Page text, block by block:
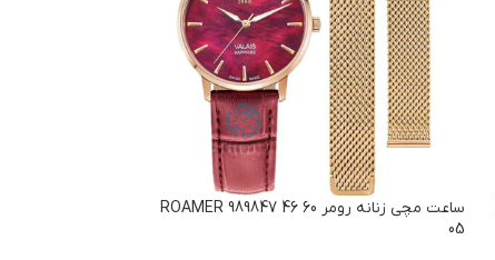
ساعت مچی زنانه رومر ROAMER 989847 46 60
05